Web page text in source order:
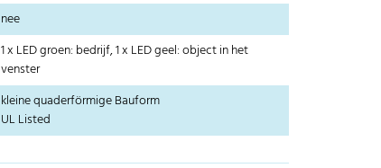
nee
1 x LED groen: bedrijf, 1 x LED geel: object in het
venster
kleine quaderförmige Bauform
UL Listed